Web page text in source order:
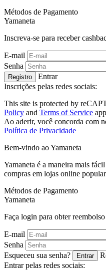
Métodos de Pagamento
Yamaneta
Inscreva-se para receber
E-mail
Senha
Registro
Entrar
Inscrições pelas redes sociais:
This site is protected by
Policy and Terms of Service
Ao aderir, você concorda com
Política de Privacidade
Bem-vindo aoYamaneta
Yamaneta é a maneira mais
compras em lojas online
Métodos de Pagamento
Yamaneta
Faça login para obter reembolso
E-mail
Senha
Esqueceu sua senha?
Entrar
Entrar pelas redes sociais: